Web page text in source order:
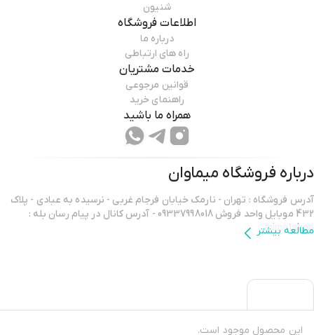
این محصول موجود است.
شنیون
اطلاعات فروشگاه
درباره ما
راه های ارتباطی
خدمات مشتریان
قوانین مرجوعی
راهنمای خرید
همراه ما باشید
درباره فروشگاه میماوان
آدرس فروشگاه : تهران - نارمک خیابان فرجام غربی - نرسیده به عبادی - پلاک
432 موبایل واحد فروش 09337998018 - آدرس کانال در پیام رسان بله :
mima1shop
سلام ورود شما همراهان عزیز را به میماوان،فروشگاه آنلاین آرایشگاهی خوش
خوشحالیم که هم اکنون در فروشگاه میماوان،دارنده نماد اعتماد الکترونیکی،
عضو اتحادیه کشوری کسب و کار های آنلاین و ارائه دهنده ضمانت اصل کالا
مطالعه بیشتر